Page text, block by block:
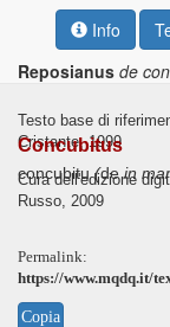
Info
Reposianus de
Testo base di
Cristante, 1999
Cura dell'edizione
Russo, 2009
Permalink:
https://www.mqdq.it/
Copia
Concubitus
concubitu(dein